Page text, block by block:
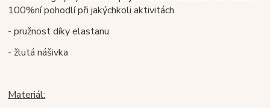
100%ní pohodlí přijakýchkoli aktivitách.
- pružnost díky elastanu
- žlutá nášivka
Materiál: